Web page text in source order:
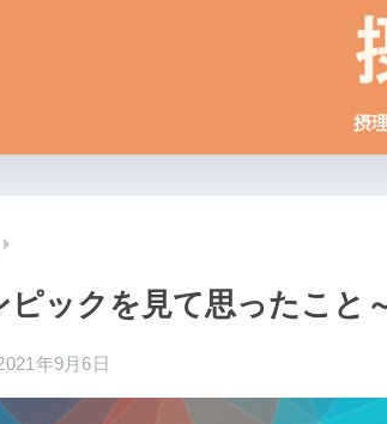
摂理
ピックを見て思ったこと
年9月6日